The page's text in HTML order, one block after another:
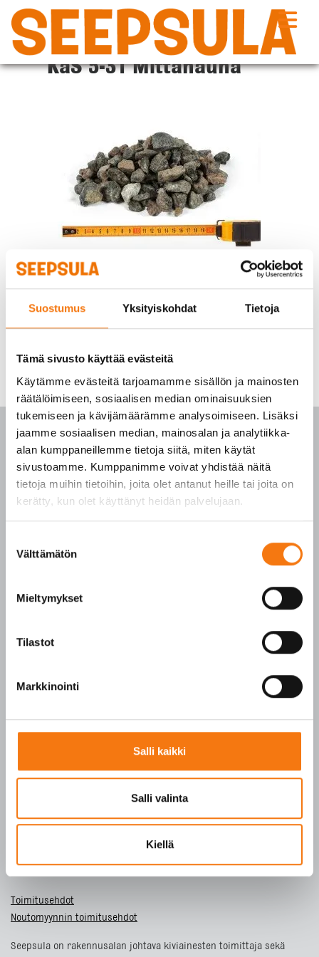
Suostumus Yksityiskohdat Tietoja
Tämä sivusto käyttää evästeitä
Käytämme evästeitä tarjoamamme sisällön ja mainosten
räätälöimiseen, sosiaalisen median ominaisuuksien
tukemiseen ja kävijämäärämme analysoimiseen. Lisäksi
jaamme sosiaalisen median, mainosalan ja analytiikka-
alan kumppaneillemme tietoja siitä, miten käytät
sivustoamme. Kumppanimme voivat yhdistää näitä
tietoja muihin tietoihin, joita olet antanut heille tai joita on
kerätty, kun olet käyttänyt heidän palvelujaan.
valinta
Välttämätön
Mieltymykset
Tilastot
Markkinointi
Salli kaikki
Salli valinta
Kiellä
Siirry
sisältöön
KaS 5-31 Mittanauha
PALVELUKESKUS
p. 010 3911 900
paikallisverkkomaksu (pvm))
Seepsulan tuotteilla on seuraavat laatusertifikaatit:
SFS-EN 13043
Y-tunnus 3609611-2
Tietosuojaseloste
ETUSIVU
YRITYS
YHTEYSTIEDOT
Toimitusehdot
Noutomyynnin toimitusehdot
Seepsula on rakennusalan johtava kiviainesten toimittaja sekä